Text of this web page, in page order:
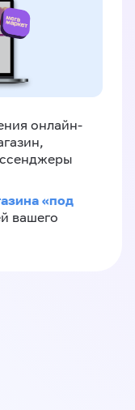
онлайн-
«под
вашего